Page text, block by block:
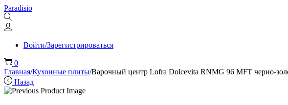
Перейти
к
навигации
Перейти
к
содержимому
Paradisio
Войти/Зарегистрироваться
0
Главная/Кухонные плиты/Варочный центр Lofra Dolcevita RNMG 96 MFT черно-
Назад